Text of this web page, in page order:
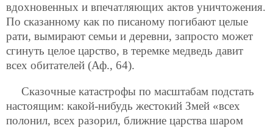
вдохновенных и впечатляющих актов уничтожения.
По сказанному как по писаному погибают целые
рати, вымирают семьи и деревни, запросто может
сгинуть целое царство, в теремке медведь давит
всех обитателей (Аф., 64).
Сказочные катастрофы по масштабам подстать
настоящим: какой-нибудь жестокий Змей «всех
полонил, всех разорил, ближние царства шаром